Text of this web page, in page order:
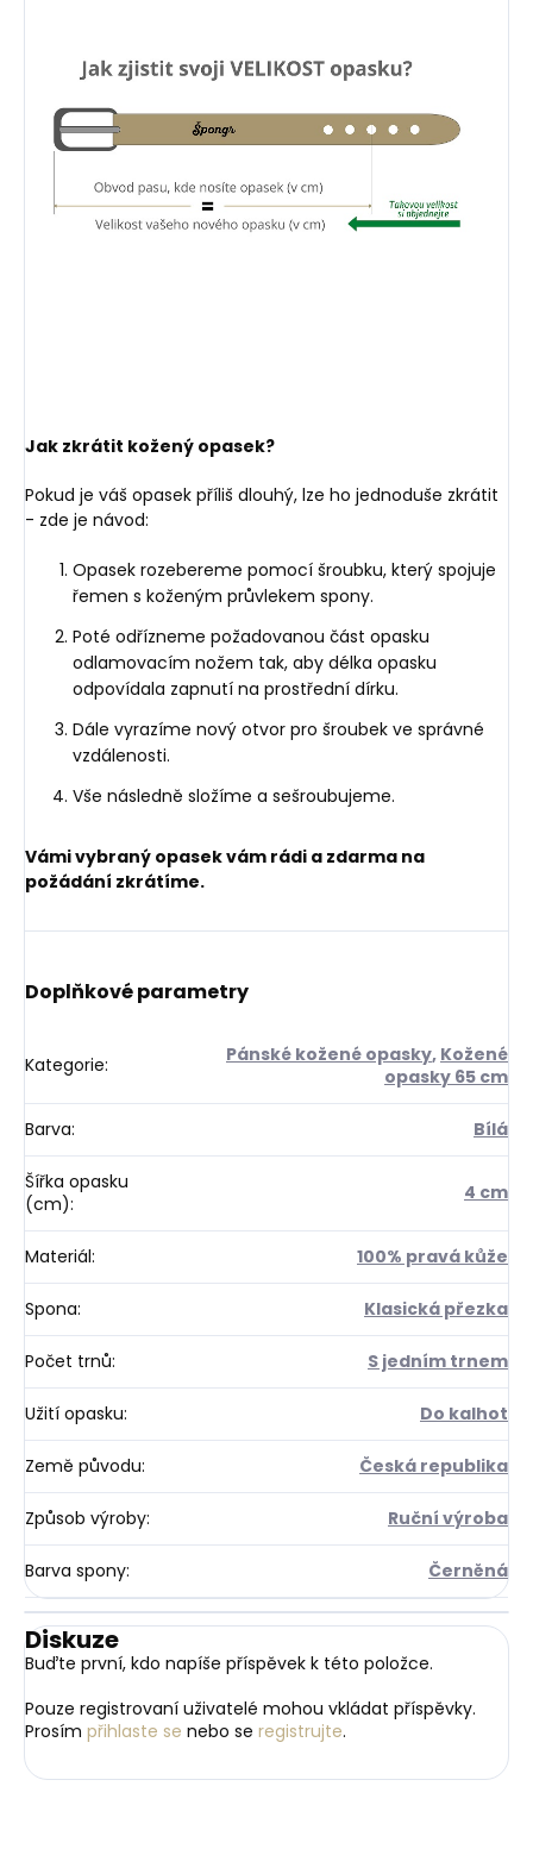
Jak zkrátit kožený opasek?
Pokud je váš opasek příliš dlouhý, lze ho jednoduše zkrátit
- zde je návod:
Opasek rozebereme pomocí šroubku, který spojuje
řemen s koženým průvlekem spony.
Poté odřízneme požadovanou část opasku
odlamovacím nožem tak, aby délka opasku
odpovídala zapnutí na prostřední dírku.
Dále vyrazíme nový otvor pro šroubek ve správné
vzdálenosti.
Vše následně složíme a sešroubujeme.
Vámi vybraný opasek vám rádi a zdarma na
požádání zkrátíme.
Doplňkové parametry
Kategorie: Pánské kožené opasky, Kožené
opasky 65 cm
Barva: Bílá
Šířka opasku
(cm): 4 cm
Materiál: 100% pravá kůže
Spona: Klasická přezka
Počet trnů: S jedním trnem
Užití opasku: Do kalhot
Země původu: Česká republika
Způsob výroby: Ruční výroba
Barva spony: Černěná
Diskuze
Buďte první, kdo napíše příspěvek k této položce.
Pouze registrovaní uživatelé mohou vkládat příspěvky.
Prosím přihlaste se nebo se registrujte.